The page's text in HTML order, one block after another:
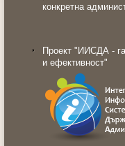
конкретна
Проект "ИИСДА -
и ефективност"